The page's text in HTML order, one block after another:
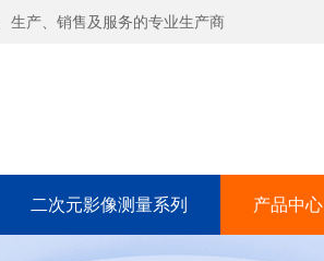
生产、销售及服务的专业生产商
二次元影像测量系列 产品中心